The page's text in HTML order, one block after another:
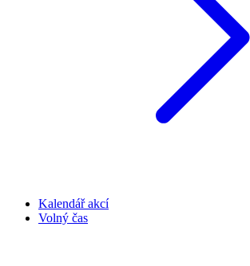
Kalendář akcí
Volný čas